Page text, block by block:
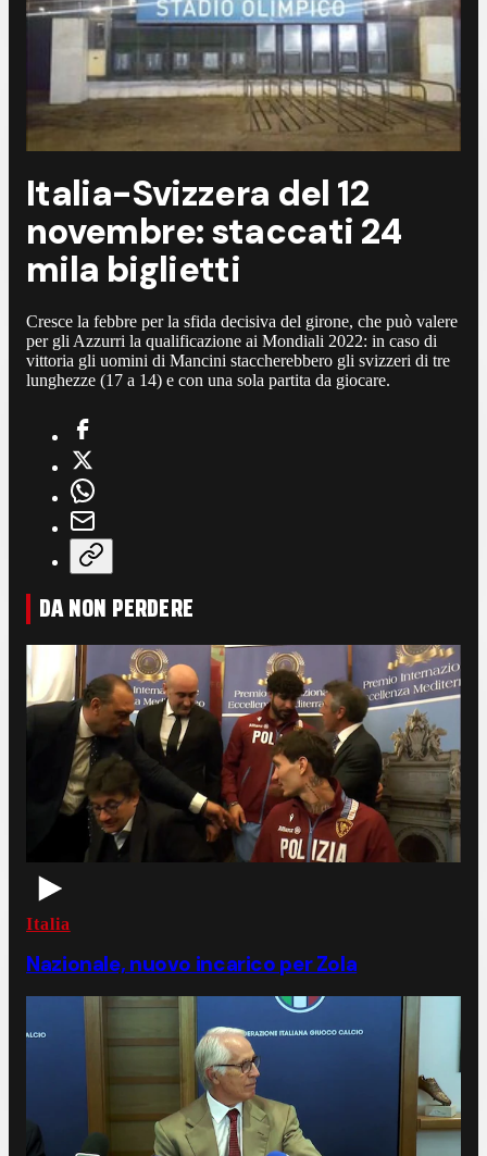
Italia-Svizzera del 12
novembre: staccati 24
mila biglietti
Cresce la febbre per la sfida decisiva del girone, che può valere
per gli Azzurri la qualificazione ai Mondiali 2022: in caso di
vittoria gli uomini di Mancini staccherebbero gli svizzeri di tre
lunghezze (17 a 14) e con una sola partita da giocare.
DA NON PERDERE
Italia
Nazionale, nuovo incarico per Zola